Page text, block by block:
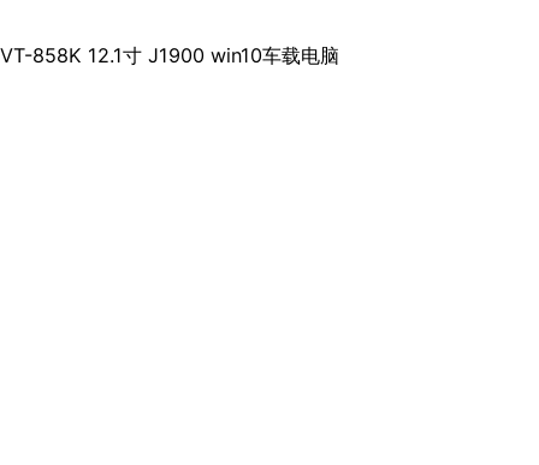
VT-858K 12.1寸 J1900 win10车载电脑